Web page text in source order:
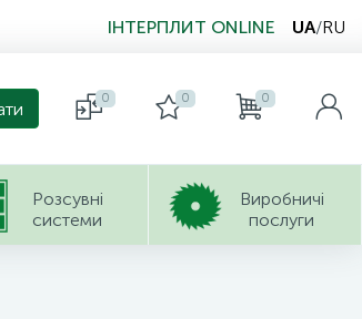
ІНТЕРПЛИТ ONLINE UA/RU
0 0 0
Розсувні
системи
Виробничі
послуги